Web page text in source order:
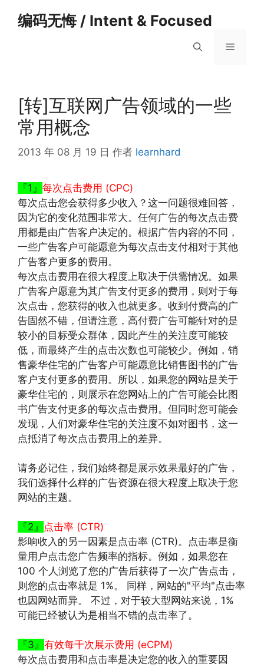
编码无悔 / Intent & Focused
菜
[转]互联网广告领域的一些
常用概念
2013 年 08 月 19 日 作者 learnhard
『1』 每次点击费用 (CPC)
每次点击您会获得多少收入？这一问题很难回答，
因为它的变化范围非常大。任何广告的每次点击费
用都是由广告客户决定的。根据广告内容的不同，
一些广告客户可能愿意为每次点击支付相对于其他
广告客户更多的费用。
每次点击费用在很大程度上取决于供需情况。如果
广告客户愿意为其广告支付更多的费用，则对于每
次点击，您获得的收入也就更多。收到付费高的广
告固然不错，但请注意，高付费广告可能针对的是
较小的目标受众群体，因此产生的关注度可能较
低，而最终产生的点击次数也可能较少。例如，销
售豪华住宅的广告客户可能愿意比销售图书的广告
客户支付更多的费用。所以，如果您的网站是关于
豪华住宅的，则展示在您网站上的广告可能会比图
书广告支付更多的每次点击费用。但同时您可能会
发现，人们对豪华住宅的关注度不如对图书，这一
点抵消了每次点击费用上的差异。
请务必记住，我们始终都是展示效果最好的广告，
我们选择什么样的广告资源在很大程度上取决于您
网站的主题。
『2』 点击率 (CTR)
影响收入的另一因素是点击率 (CTR)。点击率是衡
量用户点击您广告频率的指标。例如，如果您在
100 个人浏览了您的广告后获得了一次广告点击，
则您的点击率就是 1%。 同样，网站的"平均"点击率
也因网站而异。 不过，对于较大型网站来说，1%
可能已经被认为是相当不错的点击率了。
『3』 有效每千次展示费用 (eCPM)
每次点击费用和点击率是决定您的收入的重要因